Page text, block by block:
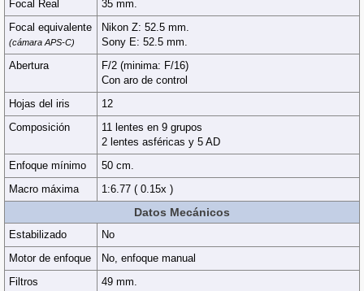
Focal Real
35 mm.
Focal equivalente
(cámara APS-C)
Nikon Z: 52.5 mm.
Sony E: 52.5 mm.
Abertura
F/2 (minima: F/16)
Con aro de control
Hojas del iris
12
Composición
11 lentes en 9 grupos
2 lentes asféricas y 5 AD
Enfoque mínimo
50 cm.
Macro máxima
1:6.77 ( 0.15x )
Datos Mecánicos
Estabilizado
No
Motor de enfoque
No, enfoque manual
Filtros
49 mm.